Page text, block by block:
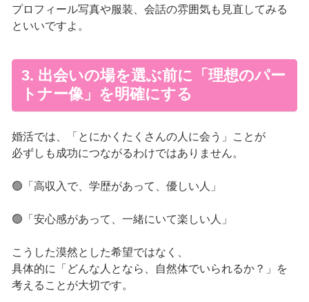
プロフィール写真や服装、会話の雰囲気も見直してみる
といいですよ。
3. 出会いの場を選ぶ前に「理想のパー
トナー像」を明確にする
婚活では、「とにかくたくさんの人に会う」ことが
必ずしも成功につながるわけではありません。
🟢「高収入で、学歴があって、優しい人」
🟢「安心感があって、一緒にいて楽しい人」
こうした漠然とした希望ではなく、
具体的に「どんな人となら、自然体でいられるか？」を
考えることが大切です。